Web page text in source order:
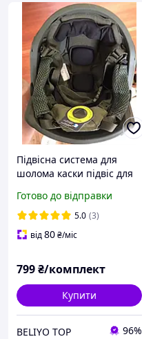
Підвісна система для
шолома каски підвіс для
PASGT Fast MICH Wendy
Cam Fit
Готово до відправки
5.0 (3)
від80₴/міс
799₴/комплект
Купити
BELIYO TOP 96%